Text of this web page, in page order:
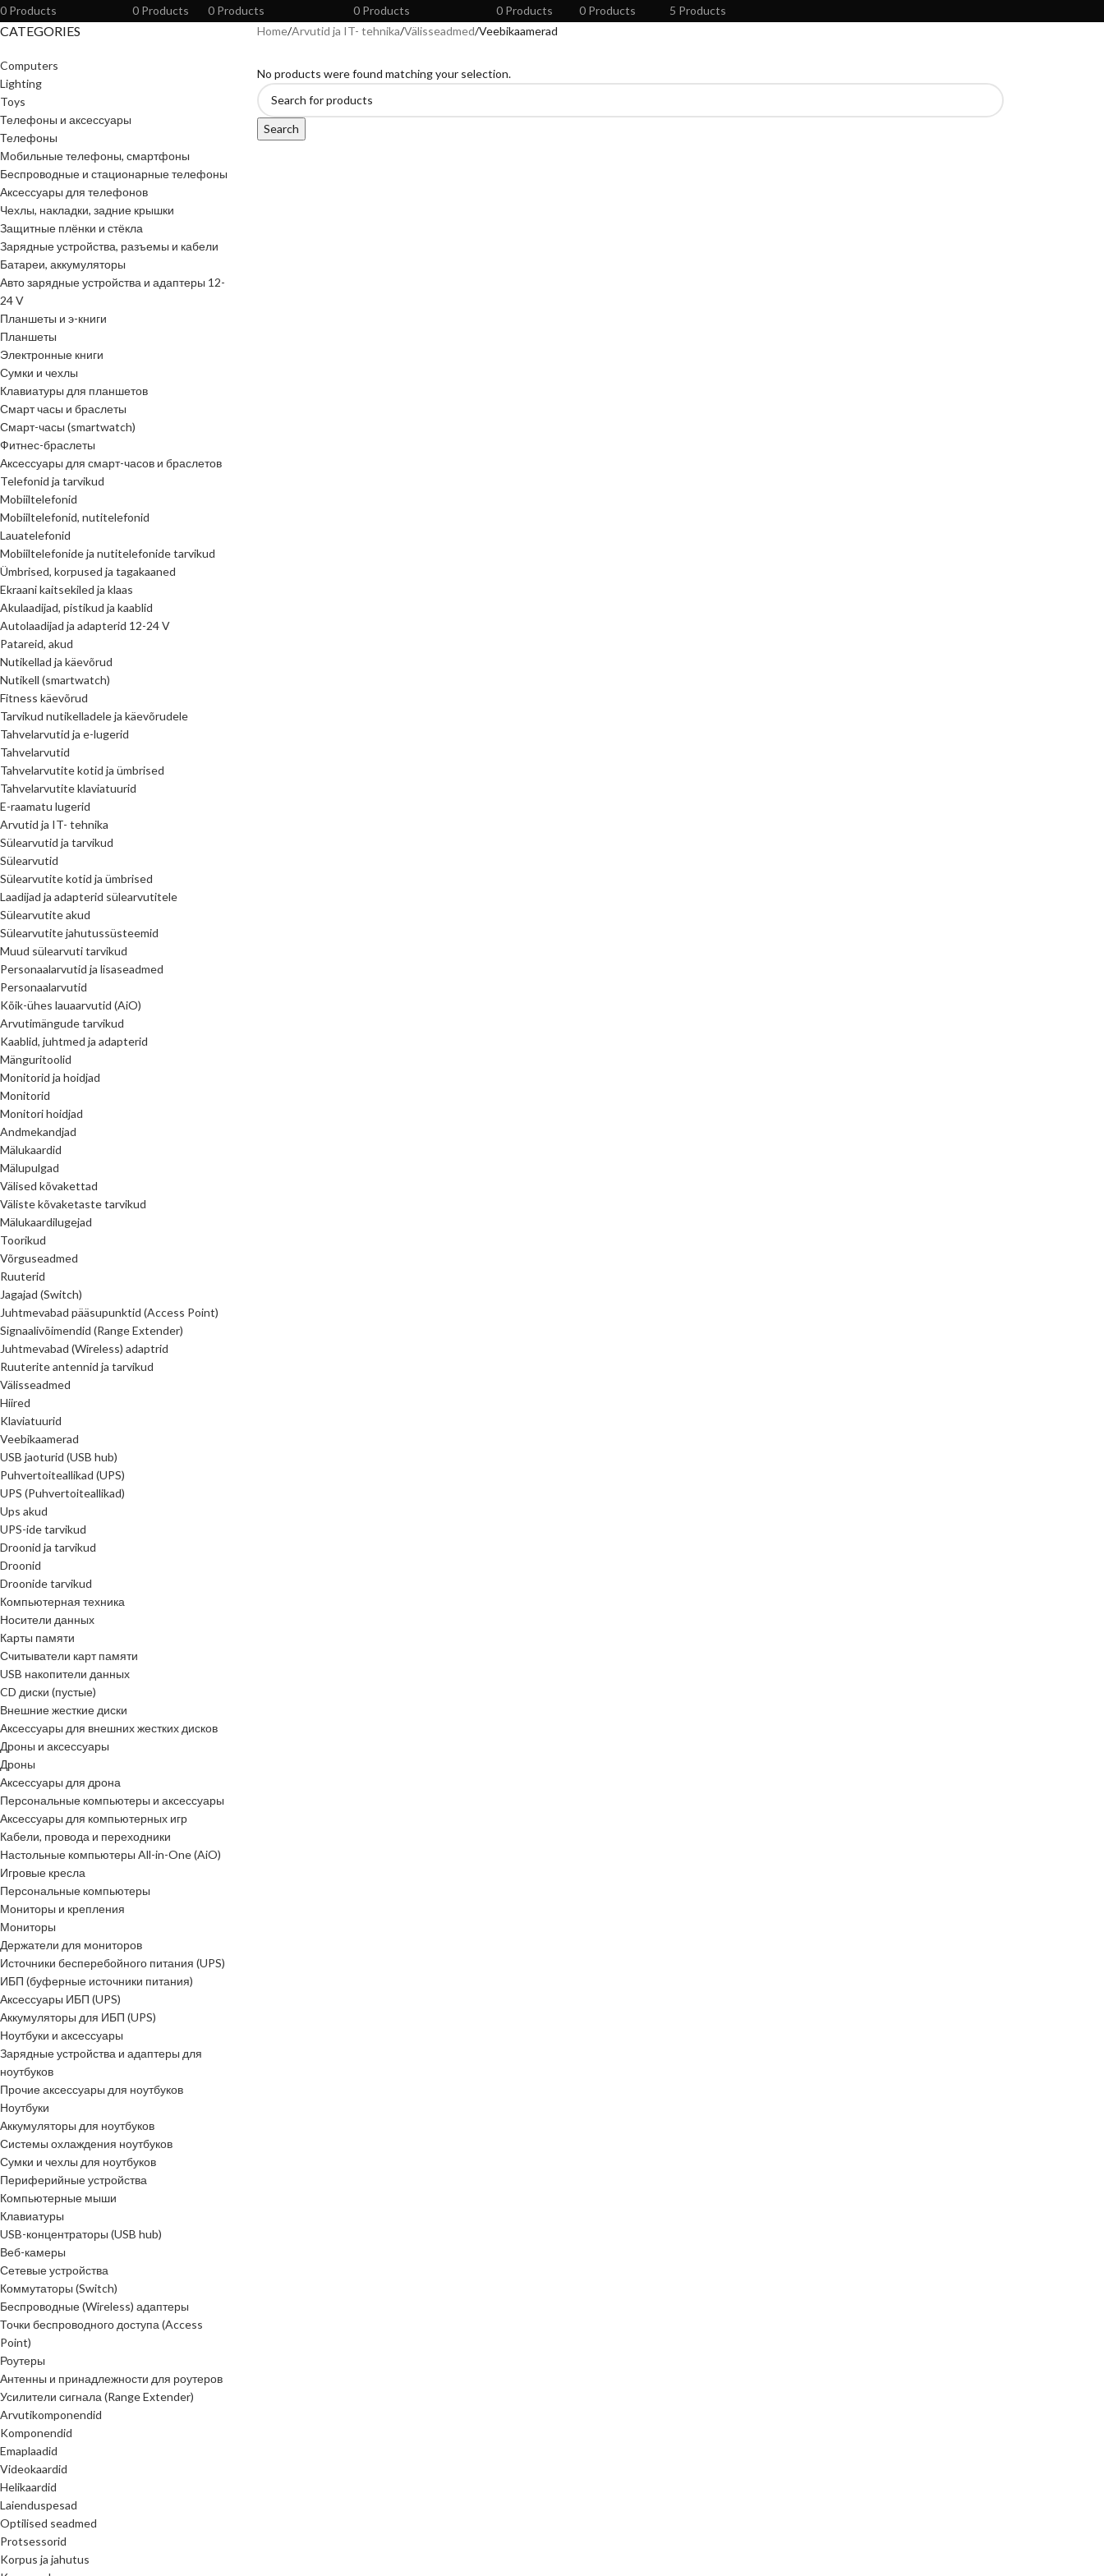
0 Products
0 Products
0 Products
0 Products
0 Products
0 Products
5 Products
CATEGORIES
Computers
Lighting
Toys
Телефоны и аксессуары
Телефоны
Мобильные телефоны, смартфоны
Беспроводные и стационарные телефоны
Аксессуары для телефонов
Чехлы, накладки, задние крышки
Защитные плёнки и стёкла
Зарядные устройства, разъемы и кабели
Батареи, аккумуляторы
Авто зарядные устройства и адаптеры 12-
24 V
Планшеты и э-книги
Планшеты
Электронные книги
Сумки и чехлы
Клавиатуры для планшетов
Смарт часы и браслеты
Смарт-часы (smartwatch)
Фитнес-браслеты
Аксессуары для смарт-часов и браслетов
Telefonid ja tarvikud
Mobiiltelefonid
Mobiiltelefonid, nutitelefonid
Lauatelefonid
Mobiiltelefonide ja nutitelefonide tarvikud
Ümbrised, korpused ja tagakaaned
Ekraani kaitsekiled ja klaas
Akulaadijad, pistikud ja kaablid
Autolaadijad ja adapterid 12-24 V
Patareid, akud
Nutikellad ja käevõrud
Nutikell (smartwatch)
Fitness käevõrud
Tarvikud nutikelladele ja käevõrudele
Tahvelarvutid ja e-lugerid
Tahvelarvutid
Tahvelarvutite kotid ja ümbrised
Tahvelarvutite klaviatuurid
E-raamatu lugerid
Arvutid ja IT- tehnika
Sülearvutid ja tarvikud
Sülearvutid
Sülearvutite kotid ja ümbrised
Laadijad ja adapterid sülearvutitele
Sülearvutite akud
Sülearvutite jahutussüsteemid
Muud sülearvuti tarvikud
Personaalarvutid ja lisaseadmed
Personaalarvutid
Kõik-ühes lauaarvutid (AiO)
Arvutimängude tarvikud
Kaablid, juhtmed ja adapterid
Mänguritoolid
Monitorid ja hoidjad
Monitorid
Monitori hoidjad
Andmekandjad
Mälukaardid
Mälupulgad
Välised kõvakettad
Väliste kõvaketaste tarvikud
Mälukaardilugejad
Toorikud
Võrguseadmed
Ruuterid
Jagajad (Switch)
Juhtmevabad pääsupunktid (Access Point)
Signaalivõimendid (Range Extender)
Juhtmevabad (Wireless) adaptrid
Ruuterite antennid ja tarvikud
Välisseadmed
Hiired
Klaviatuurid
Veebikaamerad
USB jaoturid (USB hub)
Puhvertoiteallikad (UPS)
UPS (Puhvertoiteallikad)
Ups akud
UPS-ide tarvikud
Droonid ja tarvikud
Droonid
Droonide tarvikud
Компьютерная техника
Носители данных
Карты памяти
Считыватели карт памяти
USB накопители данных
CD диски (пустые)
Внешние жесткие диски
Аксессуары для внешних жестких дисков
Дроны и аксессуары
Дроны
Аксессуары для дрона
Персональные компьютеры и аксессуары
Аксессуары для компьютерных игр
Кабели, провода и переходники
Настольные компьютеры All-in-One (AiO)
Игровые кресла
Персональные компьютеры
Мониторы и крепления
Мониторы
Держатели для мониторов
Источники бесперебойного питания (UPS)
ИБП (буферные источники питания)
Аксессуары ИБП (UPS)
Аккумуляторы для ИБП (UPS)
Ноутбуки и аксессуары
Зарядные устройства и адаптеры для
ноутбуков
Прочие аксессуары для ноутбуков
Ноутбуки
Аккумуляторы для ноутбуков
Системы охлаждения ноутбуков
Сумки и чехлы для ноутбуков
Периферийные устройства
Компьютерные мыши
Клавиатуры
USB-концентраторы (USB hub)
Веб-камеры
Сетевые устройства
Коммутаторы (Switch)
Беспроводные (Wireless) адаптеры
Точки беспроводного доступа (Access
Point)
Роутеры
Антенны и принадлежности для роутеров
Усилители сигнала (Range Extender)
Arvutikomponendid
Komponendid
Emaplaadid
Videokaardid
Helikaardid
Laienduspesad
Optilised seadmed
Protsessorid
Korpus ja jahutus
Home Arvutid ja IT- tehnika Välisseadmed Veebikaamerad
No products were found matching your selection.
Search